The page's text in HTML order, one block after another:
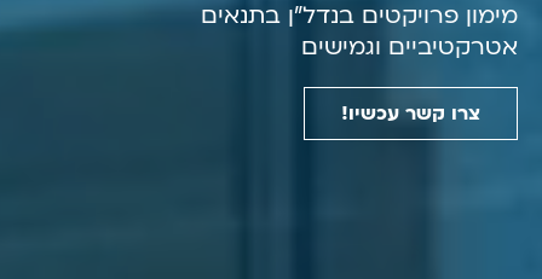
מימון פרויקטים בנדל״ן בתנאים
אטרקטיביים וגמישים
צרו קשר עכשיו!